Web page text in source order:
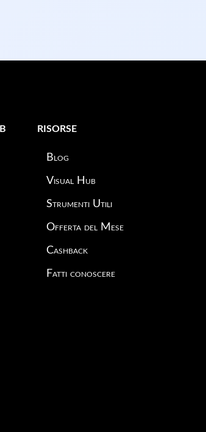
RISORSE
Blog
Visual Hub
Strumenti Utili
Offerta del Mese
Cashback
Fatti conoscere